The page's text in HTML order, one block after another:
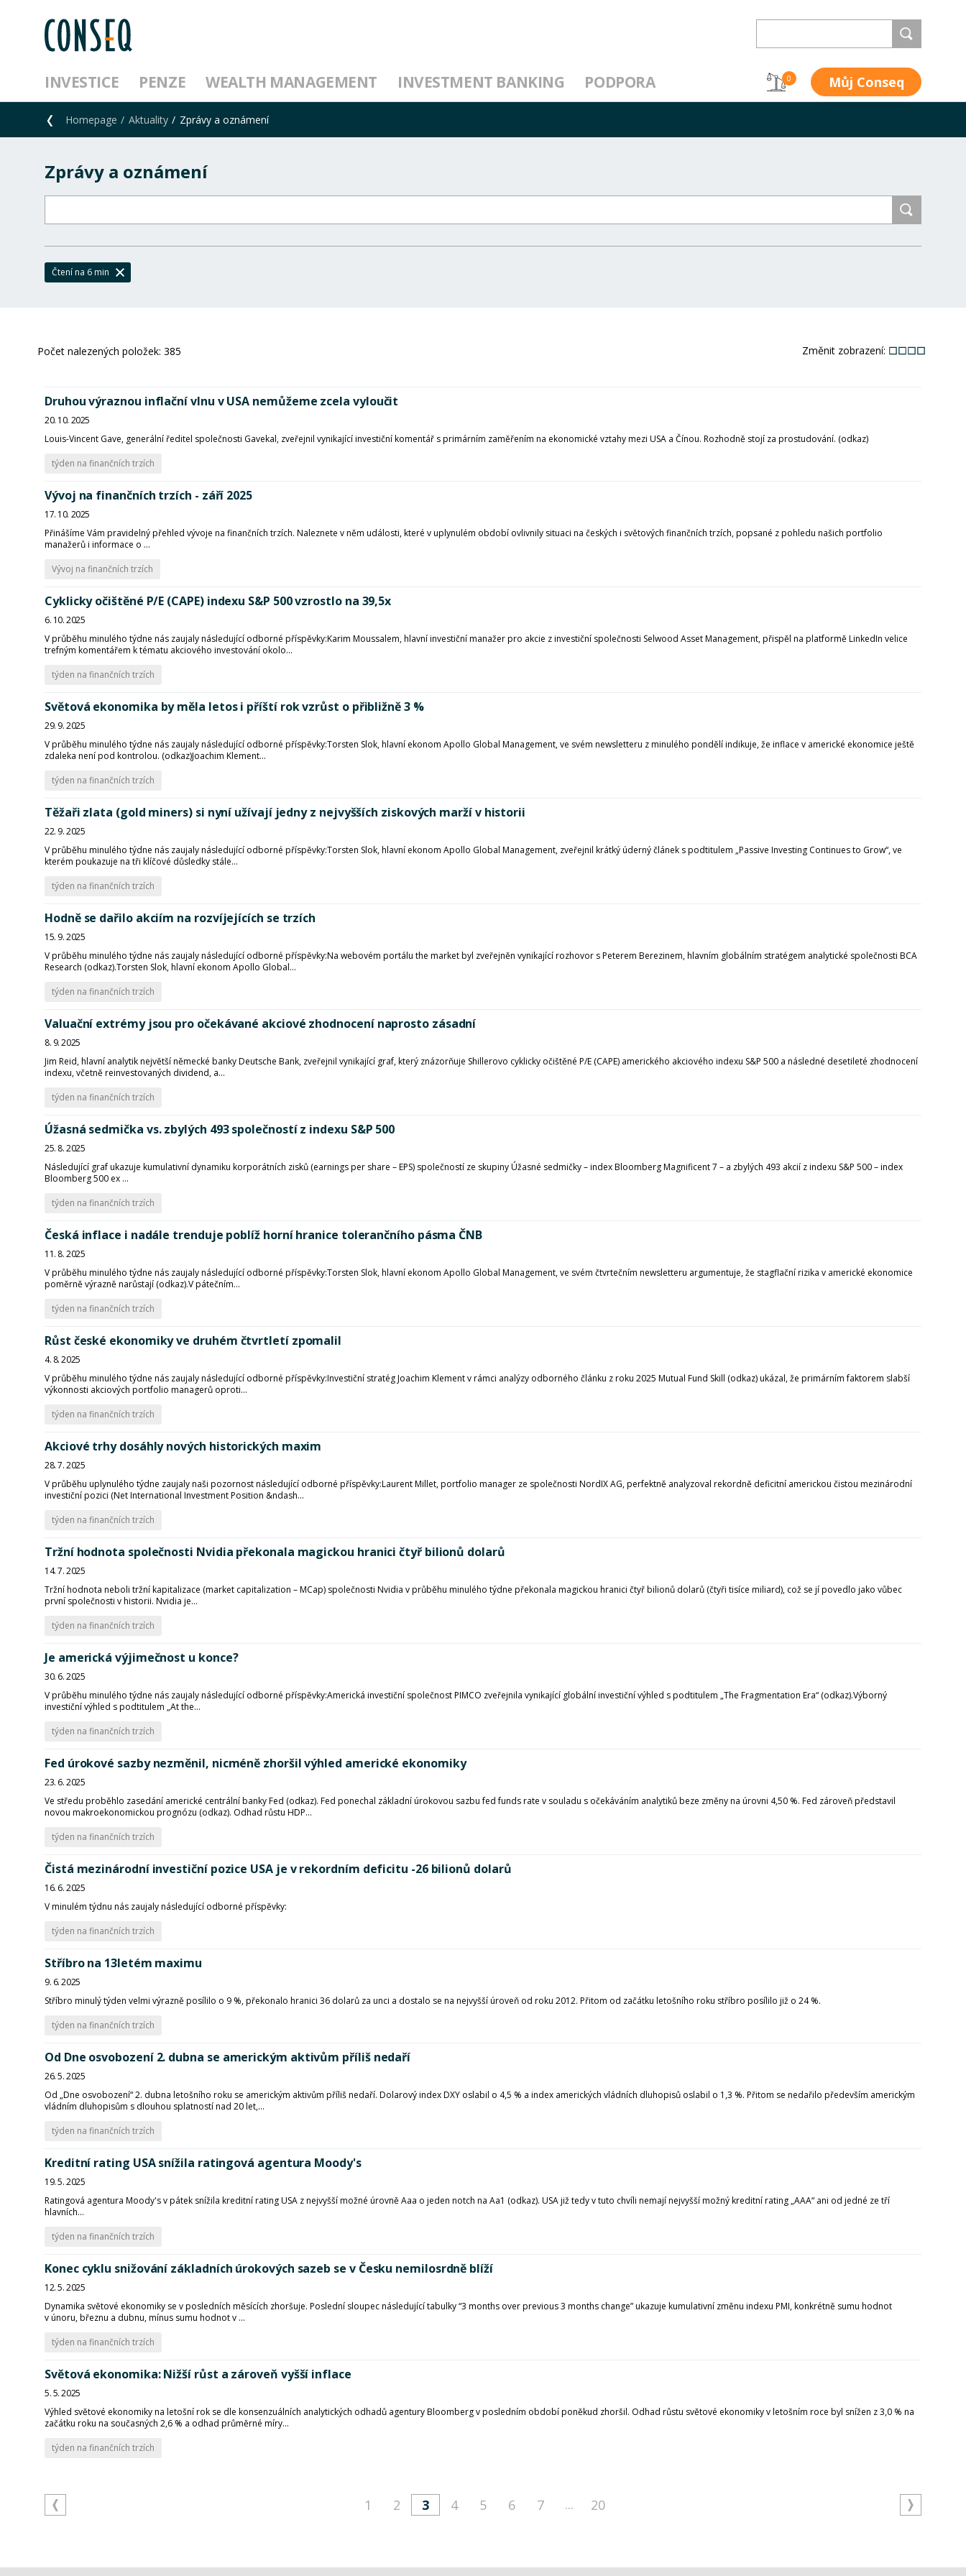
INVESTICE PENZE WEALTH MANAGEMENT INVESTMENT BANKING PODPORA 0 Můj Conseq
Homepage Aktuality Zprávy a oznámení
Zprávy a oznámení
Čtení na 6 min
Počet nalezených položek: 385 Změnit zobrazení:
Druhou výraznou inflační vlnu v USA nemůžeme zcela vyloučit
20. 10. 2025
Louis-Vincent Gave, generální ředitel společnosti Gavekal, zveřejnil vynikající investiční komentář s primárním zaměřením na ekonomické vztahy mezi USA a Čínou. Rozhodně stojí za prostudování. (odkaz)
týden na finančních trzích
Vývoj na finančních trzích - září 2025
17. 10. 2025
Přinášíme Vám pravidelný přehled vývoje na finančních trzích. Naleznete v něm události, které v uplynulém období ovlivnily situaci na českých i světových finančních trzích, popsané z pohledu našich portfolio
manažerů i informace o ...
Vývoj na finančních trzích
Cyklicky očištěné P/E (CAPE) indexu S&P 500 vzrostlo na 39,5x
6. 10. 2025
V průběhu minulého týdne nás zaujaly následující odborné příspěvky:Karim Moussalem, hlavní investiční manažer pro akcie z investiční společnosti Selwood Asset Management, přispěl na platformě LinkedIn velice
trefným komentářem k tématu akciového investování okolo...
týden na finančních trzích
Světová ekonomika by měla letos i příští rok vzrůst o přibližně 3 %
29. 9. 2025
V průběhu minulého týdne nás zaujaly následující odborné příspěvky:Torsten Slok, hlavní ekonom Apollo Global Management, ve svém newsletteru z minulého pondělí indikuje, že inflace v americké ekonomice ještě
zdaleka není pod kontrolou. (odkaz)Joachim Klement...
týden na finančních trzích
Těžaři zlata (gold miners) si nyní užívají jedny z nejvyšších ziskových marží v historii
22. 9. 2025
V průběhu minulého týdne nás zaujaly následující odborné příspěvky:Torsten Slok, hlavní ekonom Apollo Global Management, zveřejnil krátký úderný článek s podtitulem „Passive Investing Continues to Grow“, ve
kterém poukazuje na tři klíčové důsledky stále...
týden na finančních trzích
Hodně se dařilo akciím na rozvíjejících se trzích
15. 9. 2025
V průběhu minulého týdne nás zaujaly následující odborné příspěvky:Na webovém portálu the market byl zveřejněn vynikající rozhovor s Peterem Berezinem, hlavním globálním stratégem analytické společnosti BCA
Research (odkaz).Torsten Slok, hlavní ekonom Apollo Global...
týden na finančních trzích
Valuační extrémy jsou pro očekávané akciové zhodnocení naprosto zásadní
8. 9. 2025
Jim Reid, hlavní analytik největší německé banky Deutsche Bank, zveřejnil vynikající graf, který znázorňuje Shillerovo cyklicky očištěné P/E (CAPE) amerického akciového indexu S&P 500 a následné desetileté zhodnocení
indexu, včetně reinvestovaných dividend, a...
týden na finančních trzích
Úžasná sedmička vs. zbylých 493 společností z indexu S&P 500
25. 8. 2025
Následující graf ukazuje kumulativní dynamiku korporátních zisků (earnings per share – EPS) společností ze skupiny Úžasné sedmičky – index Bloomberg Magnificent 7 – a zbylých 493 akcií z indexu S&P 500 – index
Bloomberg 500 ex ...
týden na finančních trzích
Česká inflace i nadále trenduje poblíž horní hranice tolerančního pásma ČNB
11. 8. 2025
V průběhu minulého týdne nás zaujaly následující odborné příspěvky:Torsten Slok, hlavní ekonom Apollo Global Management, ve svém čtvrtečním newsletteru argumentuje, že stagflační rizika v americké ekonomice
poměrně výrazně narůstají (odkaz).V pátečním...
týden na finančních trzích
Růst české ekonomiky ve druhém čtvrtletí zpomalil
4. 8. 2025
V průběhu minulého týdne nás zaujaly následující odborné příspěvky:Investiční stratég Joachim Klement v rámci analýzy odborného článku z roku 2025 Mutual Fund Skill (odkaz) ukázal, že primárním faktorem slabší
výkonnosti akciových portfolio managerů oproti...
týden na finančních trzích
Akciové trhy dosáhly nových historických maxim
28. 7. 2025
V průběhu uplynulého týdne zaujaly naši pozornost následující odborné příspěvky:Laurent Millet, portfolio manager ze společnosti NordIX AG, perfektně analyzoval rekordně deficitní americkou čistou mezinárodní
investiční pozici (Net International Investment Position &ndash...
týden na finančních trzích
Tržní hodnota společnosti Nvidia překonala magickou hranici čtyř bilionů dolarů
14. 7. 2025
Tržní hodnota neboli tržní kapitalizace (market capitalization – MCap) společnosti Nvidia v průběhu minulého týdne překonala magickou hranici čtyř bilionů dolarů (čtyři tisíce miliard), což se jí povedlo jako vůbec
první společnosti v historii. Nvidia je...
týden na finančních trzích
Je americká výjimečnost u konce?
30. 6. 2025
V průběhu minulého týdne nás zaujaly následující odborné příspěvky:Americká investiční společnost PIMCO zveřejnila vynikající globální investiční výhled s podtitulem „The Fragmentation Era“ (odkaz).Výborný
investiční výhled s podtitulem „At the...
týden na finančních trzích
Fed úrokové sazby nezměnil, nicméně zhoršil výhled americké ekonomiky
23. 6. 2025
Ve středu proběhlo zasedání americké centrální banky Fed (odkaz). Fed ponechal základní úrokovou sazbu fed funds rate v souladu s očekáváním analytiků beze změny na úrovni 4,50 %. Fed zároveň představil
novou makroekonomickou prognózu (odkaz). Odhad růstu HDP...
týden na finančních trzích
Čistá mezinárodní investiční pozice USA je v rekordním deficitu -26 bilionů dolarů
16. 6. 2025
V minulém týdnu nás zaujaly následující odborné příspěvky:
týden na finančních trzích
Stříbro na 13letém maximu
9. 6. 2025
Stříbro minulý týden velmi výrazně posílilo o 9 %, překonalo hranici 36 dolarů za unci a dostalo se na nejvyšší úroveň od roku 2012. Přitom od začátku letošního roku stříbro posílilo již o 24 %.
týden na finančních trzích
Od Dne osvobození 2. dubna se americkým aktivům příliš nedaří
26. 5. 2025
Od „Dne osvobození“ 2. dubna letošního roku se americkým aktivům příliš nedaří. Dolarový index DXY oslabil o 4,5 % a index amerických vládních dluhopisů oslabil o 1,3 %. Přitom se nedařilo především americkým
vládním dluhopisům s dlouhou splatností nad 20 let,...
týden na finančních trzích
Kreditní rating USA snížila ratingová agentura Moody's
19. 5. 2025
Ratingová agentura Moody's v pátek snížila kreditní rating USA z nejvyšší možné úrovně Aaa o jeden notch na Aa1 (odkaz). USA již tedy v tuto chvíli nemají nejvyšší možný kreditní rating „AAA“ ani od jedné ze tří
hlavních...
týden na finančních trzích
Konec cyklu snižování základních úrokových sazeb se v Česku nemilosrdně blíží
12. 5. 2025
Dynamika světové ekonomiky se v posledních měsících zhoršuje. Poslední sloupec následující tabulky “3 months over previous 3 months change” ukazuje kumulativní změnu indexu PMI, konkrétně sumu hodnot
v únoru, březnu a dubnu, mínus sumu hodnot v ...
týden na finančních trzích
Světová ekonomika: Nižší růst a zároveň vyšší inflace
5. 5. 2025
Výhled světové ekonomiky na letošní rok se dle konsenzuálních analytických odhadů agentury Bloomberg v posledním období poněkud zhoršil. Odhad růstu světové ekonomiky v letošním roce byl snížen z 3,0 % na
začátku roku na současných 2,6 % a odhad průměrné míry...
týden na finančních trzích
1 2 3 4 5 6 7 ... 20